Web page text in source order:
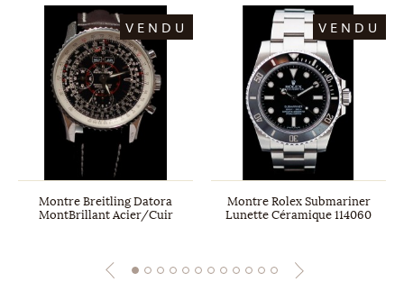
VENDU
Montre Breitling Datora
MontBrillant Acier/Cuir
VENDU
Montre Rolex Submariner
Lunette Céramique 114060